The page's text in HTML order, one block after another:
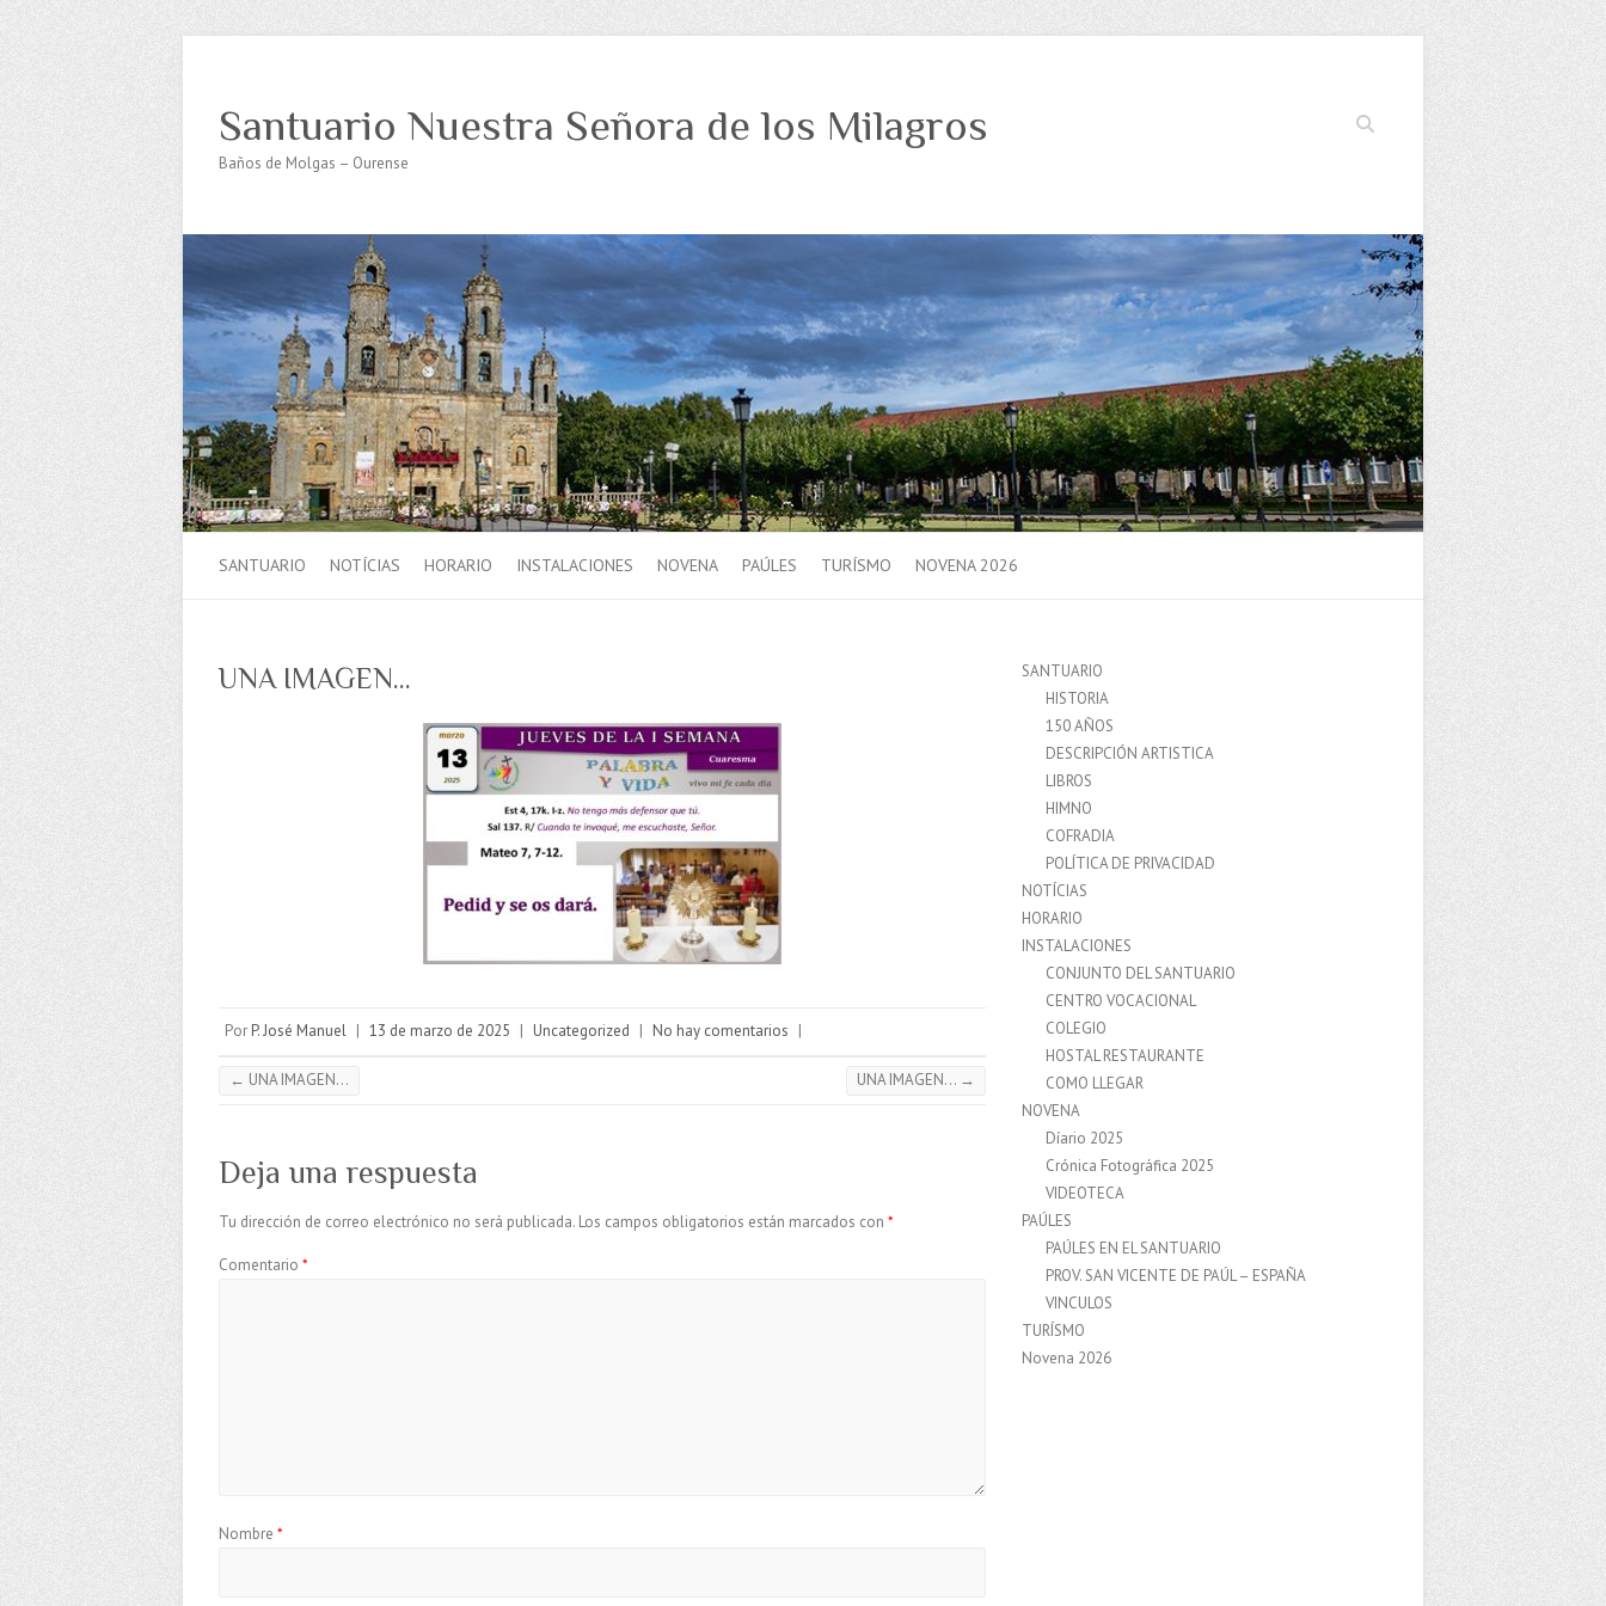
Buscar
Santuario Nuestra Señora de los Milagros
Baños de Molgas – Ourense
SANTUARIO NOTÍCIAS HORARIO INSTALACIONES NOVENA PAÚLES TURÍSMO NOVENA 2026
UNA IMAGEN…
Por P. José Manuel | 13 de marzo de 2025 | Uncategorized | No hay comentarios |
← UNA IMAGEN… UNA IMAGEN… →
Deja una respuesta
Tu dirección de correo electrónico no será publicada. Los campos obligatorios están marcados con *
Comentario *
Nombre *
SANTUARIO
HISTORIA
150 AÑOS
DESCRIPCIÓN ARTISTICA
LIBROS
HIMNO
COFRADIA
POLÍTICA DE PRIVACIDAD
NOTÍCIAS
HORARIO
INSTALACIONES
CONJUNTO DEL SANTUARIO
CENTRO VOCACIONAL
COLEGIO
HOSTAL RESTAURANTE
COMO LLEGAR
NOVENA
Díario 2025
Crónica Fotográfica 2025
VIDEOTECA
PAÚLES
PAÚLES EN EL SANTUARIO
PROV. SAN VICENTE DE PAÚL – ESPAÑA
VINCULOS
TURÍSMO
Novena 2026